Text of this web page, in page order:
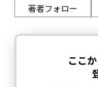
著者フォロー